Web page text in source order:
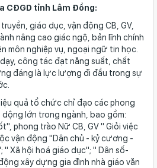
CĐGD tỉnh Lâm Đồng:
giáo dục, vận động CB, GV,
nâng cao giác ngộ, bản lĩnh chính
môn nghiệp vụ, ngoại ngữ tin học.
công tác đạt năng suất, chất
đáng là lực lượng đi đầu trong sự
quả tổ chức chỉ đạo các phong
lớn trong ngành, bao gồm:
phong trào Nữ CB, GV " Giỏi việc
vận động "Dân chủ - kỷ cương -
Xã hội hoá giáo dục"; " Dân số-
xây dựng gia đình nhà giáo văn